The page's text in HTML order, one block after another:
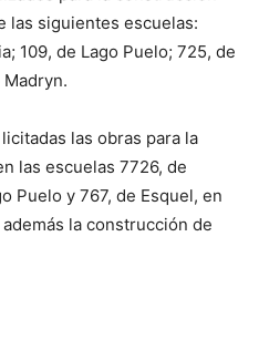
las siguientes escuelas:
109, de Lago Puelo; 725, de
las obras para la
las escuelas 7726, de
Puelo y 767, de Esquel, en
la construcción de